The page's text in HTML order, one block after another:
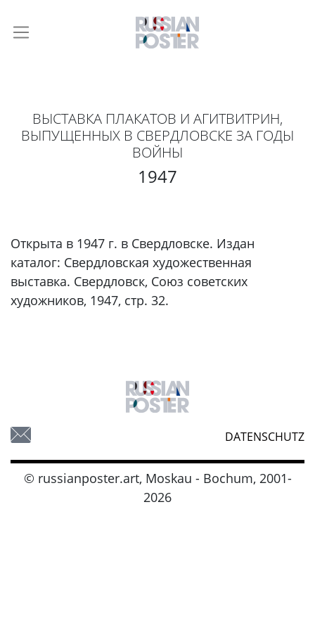
ВЫСТАВКА ПЛАКАТОВ И АГИТВИТРИН,
ВЫПУЩЕННЫХ В СВЕРДЛОВСКЕ ЗА ГОДЫ
ВОЙНЫ
1947
Открыта в 1947 г. в Свердловске. Издан
каталог: Свердловская художественная
выставка. Свердловск, Союз советских
художников, 1947, стр. 32.
DATENSCHUTZ
© russianposter.art, Moskau - Bochum, 2001-
2026